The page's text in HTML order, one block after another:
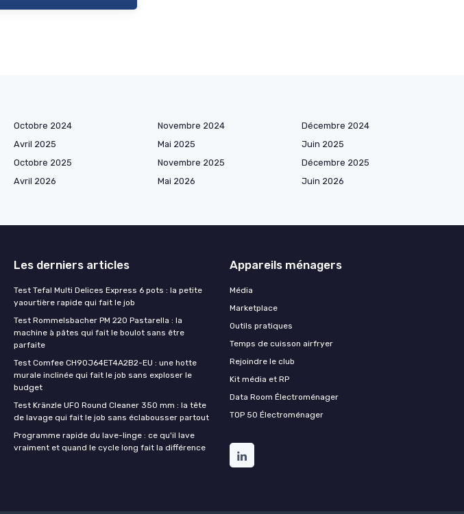
Octobre 2024 Novembre 2024
Décembre 2024
Avril 2025 Mai 2025
Juin 2025
Octobre 2025 Novembre 2025
Décembre 2025
Avril 2026 Mai 2026
Juin 2026
Les derniers articles
Test Tefal Multi Delices Express 6 pots : la petite
yaourtière rapide qui fait le job
Test Rommelsbacher PM 220 Pastarella : la
machine à pâtes qui fait le boulot sans être
parfaite
Test Comfee CH90J64ET4A2B2-EU : une hotte
murale inclinée qui fait le job sans exploser le
budget
Test Kränzle UFO Round Cleaner 350 mm : la tête
de lavage qui fait le job sans éclabousser partout
Programme rapide du lave-linge : ce qu'il lave
vraiment et quand le cycle long fait la différence
Appareils ménagers
Média
Marketplace
Outils pratiques
Temps de cuisson airfryer
Rejoindre le club
Kit média et RP
Data Room Électroménager
TOP 50 Électroménager